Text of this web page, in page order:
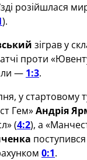
розійшлася
).
зіграв у
проти
— 1:3.
у стартовому
Гем»Андрія
(4:2), а
0:1.